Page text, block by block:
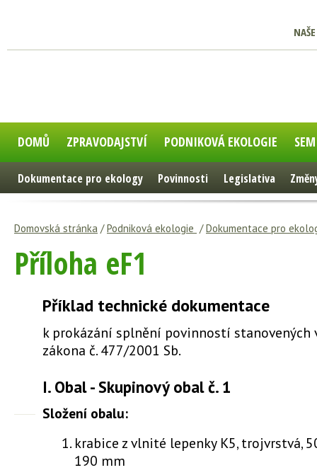
DOMŮ ZPRAVODAJSTVÍ PODNIKOVÁ EKOLOGIE
Dokumentace pro ekology Povinnosti Legislativa
Domovská stránka /Podniková ekologie /Dokumentace pro
Příloha eF1
Příklad technické dokumentace
k prokázání splnění povinností stanovených
zákona č. 477/2001 Sb.
I. Obal - Skupinový obal č. 1
Složení obalu:
krabice z vlnité lepenky K5, trojvrstvá,
190 mm